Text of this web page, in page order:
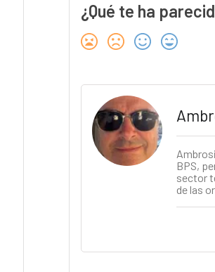
¿Qué te ha
BPS,
sector
de las